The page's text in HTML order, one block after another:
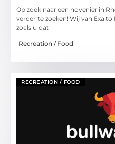
Op zoek naar een hovenier in
verder te zoeken! Wij van
zoals u dat
Recreation / Food
RECREATION / FOOD